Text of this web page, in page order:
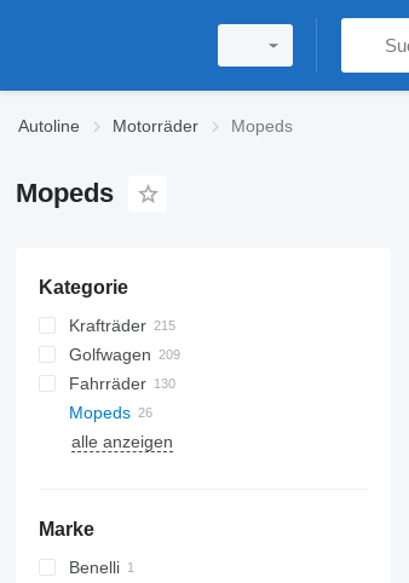
Autoline Motorräder Mopeds
Mopeds
Kategorie
Krafträder
Golfwagen
Fahrräder
Mopeds
alle anzeigen
Marke
Benelli